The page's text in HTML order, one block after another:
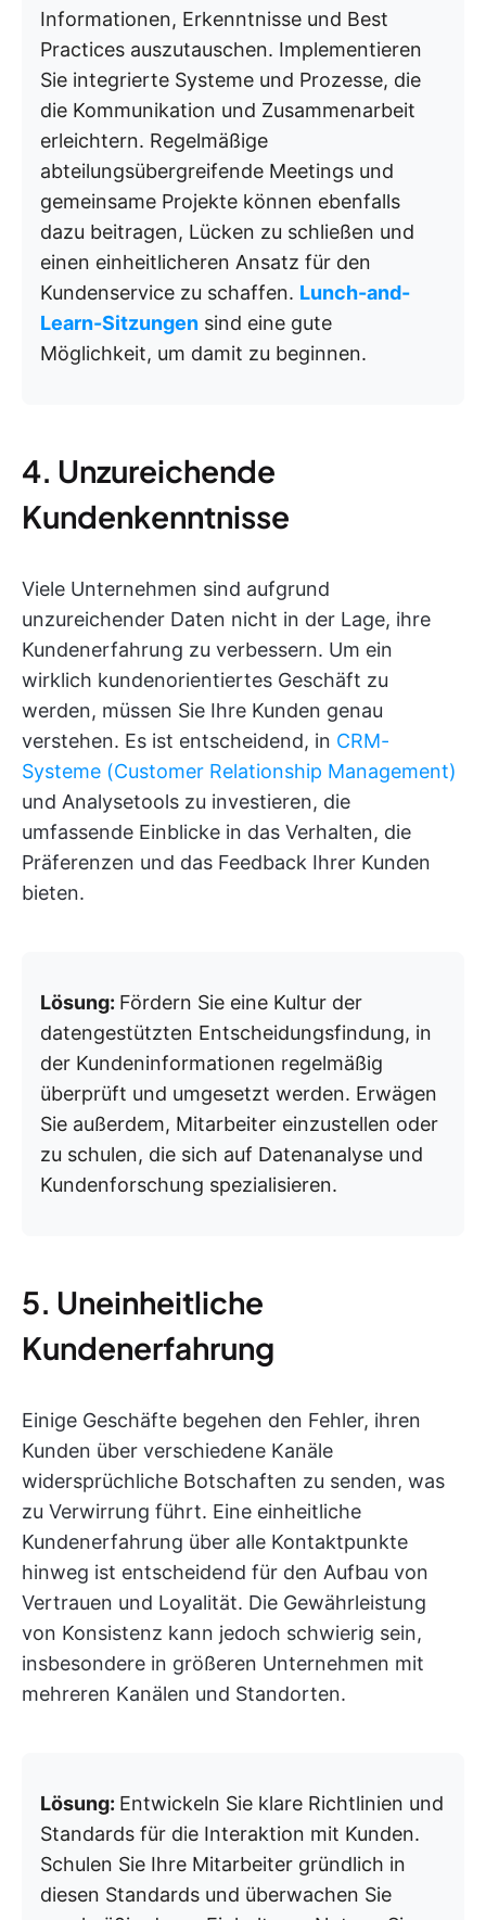
Informationen, Erkenntnisse und Best
Practices auszutauschen. Implementieren
Sie integrierte Systeme und Prozesse, die
die Kommunikation und Zusammenarbeit
erleichtern. Regelmäßige
abteilungsübergreifende Meetings und
gemeinsame Projekte können ebenfalls
dazu beitragen, Lücken zu schließen und
einen einheitlicheren Ansatz für den
Kundenservice zu schaffen. Lunch-and-
Learn-Sitzungen sind eine gute
Möglichkeit, um damit zu beginnen.
4. Unzureichende
Kundenkenntnisse
Viele Unternehmen sind aufgrund
unzureichender Daten nicht in der Lage, ihre
Kundenerfahrung zu verbessern. Um ein
wirklich kundenorientiertes Geschäft zu
werden, müssen Sie Ihre Kunden genau
verstehen. Es ist entscheidend, in CRM-
Systeme (Customer Relationship Management)
und Analysetools zu investieren, die
umfassende Einblicke in das Verhalten, die
Präferenzen und das Feedback Ihrer Kunden
bieten.
Lösung: Fördern Sie eine Kultur der
datengestützten Entscheidungsfindung, in
der Kundeninformationen regelmäßig
überprüft und umgesetzt werden. Erwägen
Sie außerdem, Mitarbeiter einzustellen oder
zu schulen, die sich auf Datenanalyse und
Kundenforschung spezialisieren.
5. Uneinheitliche
Kundenerfahrung
Einige Geschäfte begehen den Fehler, ihren
Kunden über verschiedene Kanäle
widersprüchliche Botschaften zu senden, was
zu Verwirrung führt. Eine einheitliche
Kundenerfahrung über alle Kontaktpunkte
hinweg ist entscheidend für den Aufbau von
Vertrauen und Loyalität. Die Gewährleistung
von Konsistenz kann jedoch schwierig sein,
insbesondere in größeren Unternehmen mit
mehreren Kanälen und Standorten.
Lösung: Entwickeln Sie klare Richtlinien und
Standards für die Interaktion mit Kunden.
Schulen Sie Ihre Mitarbeiter gründlich in
diesen Standards und überwachen Sie